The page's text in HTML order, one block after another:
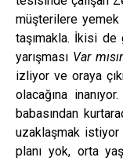
müşterilere
taşımakla. İkisi
yarışması Var
izliyor ve oraya
olacağına
babasından
uzaklaşmak istiyor
planı yok, orta